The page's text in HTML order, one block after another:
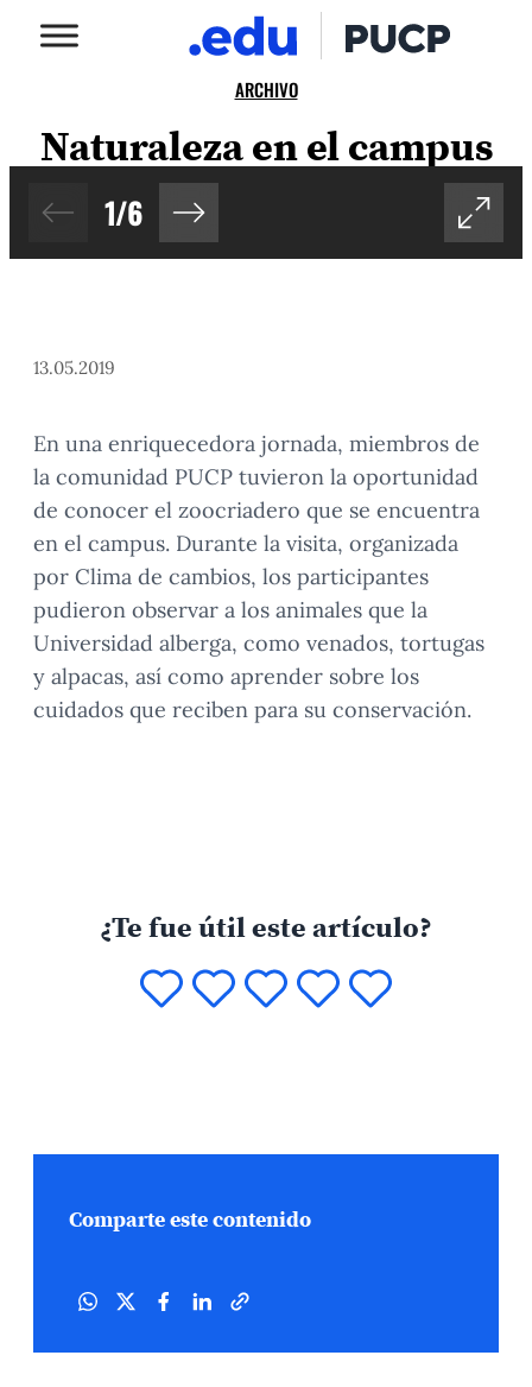
ARCHIVO
Naturaleza en el campus
1/6
13.05.2019
En una enriquecedora jornada, miembros de
la comunidad PUCP tuvieron la oportunidad
de conocer el zoocriadero que se encuentra
en el campus. Durante la visita, organizada
por Clima de cambios, los participantes
pudieron observar a los animales que la
Universidad alberga, como venados, tortugas
y alpacas, así como aprender sobre los
cuidados que reciben para su conservación.
¿Te fue útil este artículo?
Comparte este contenido